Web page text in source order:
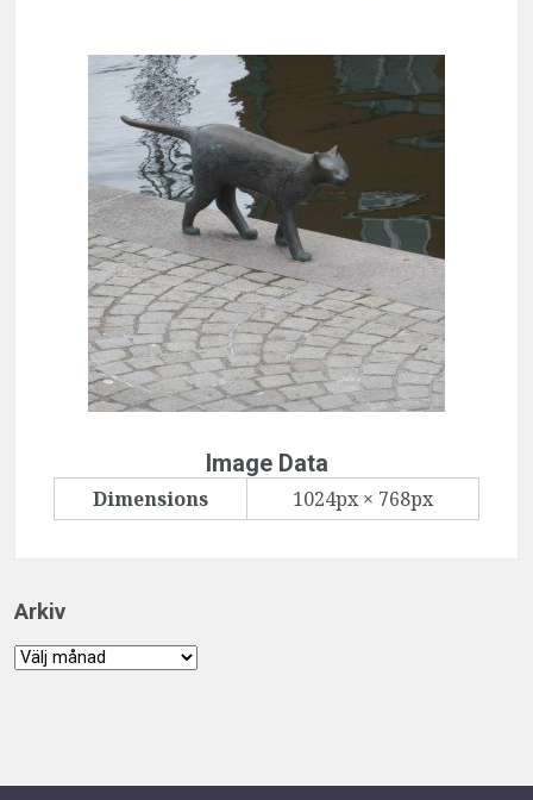
Image Data
Dimensions 1024px × 768px
Arkiv
Arkiv